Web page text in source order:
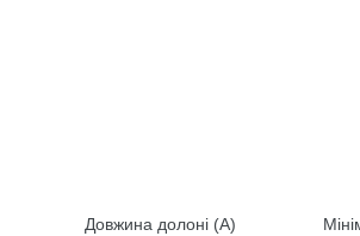
Довжина долоні (А)